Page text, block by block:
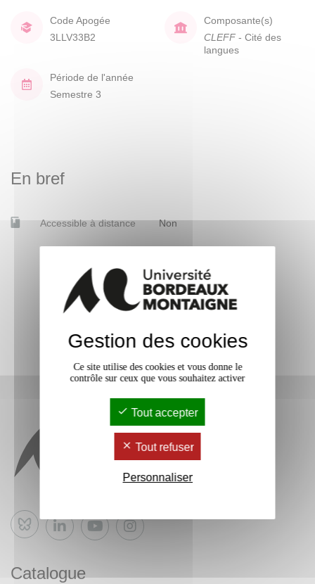
Code Apogée
3LLV33B2
Composante(s)
CLEFF - Cité des
langues
Période de l'année
Semestre 3
En bref
Accessible à distance Non
Bluesky
Catalogue
Gestion des cookies
Ce site utilise des cookies et vous donne le
contrôle sur ceux que vous souhaitez activer
Tout accepter
Tout refuser
Personnaliser